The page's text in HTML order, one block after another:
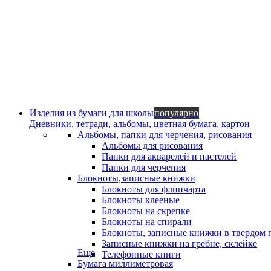
Изделия из бумаги для школыпопулярно
Дневники, тетради, альбомы, цветная бумага, картон
Альбомы, папки для черчения, рисования
Альбомы для рисования
Папки для акварелей и пастелей
Папки для черчения
Блокноты,записные книжки
Блокноты для флипчарта
Блокноты клееные
Блокноты на скрепке
Блокноты на спирали
Блокноты, записные книжки в твердом
Записные книжки на гребне, склейке
Телефонные книги
Еще
Бумага миллиметровая